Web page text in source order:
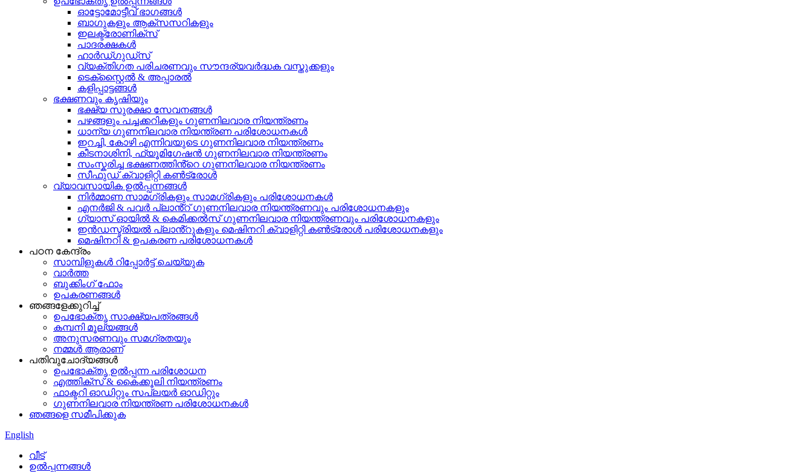
ഓട്ടോമോട്ടീവ് ഭാഗങ്ങൾ
ബാഗുകളും ആക്സസറികളും
ഇലക്ട്രോണിക്സ്
പാദരക്ഷകൾ
ഹാർഡ്ഗുഡ്സ്
വ്യക്തിഗത പരിചരണവും സൗന്ദര്യവർദ്ധക വസ്തുക്കളും
ടെക്സ്റ്റൈൽ & അപ്പാരൽ
കളിപ്പാട്ടങ്ങൾ
ഭക്ഷണവും കൃഷിയും
ഭക്ഷ്യ സുരക്ഷാ സേവനങ്ങൾ
പഴങ്ങളും പച്ചക്കറികളും ഗുണനിലവാര നിയന്ത്രണം
ധാന്യ ഗുണനിലവാര നിയന്ത്രണ പരിശോധനകൾ
ഇറച്ചി, കോഴി എന്നിവയുടെ ഗുണനിലവാര നിയന്ത്രണം
കീടനാശിനി, ഫ്യൂമിഗേഷൻ ഗുണനിലവാര നിയന്ത്രണം
സംസ്കരിച്ച ഭക്ഷണത്തിൻ്റെ ഗുണനിലവാര നിയന്ത്രണം
സീഫുഡ് ക്വാളിറ്റി കൺട്രോൾ
വ്യാവസായിക ഉൽപ്പന്നങ്ങൾ
നിർമ്മാണ സാമഗ്രികളും സാമഗ്രികളും പരിശോധനകൾ
എനർജി & പവർ പ്ലാൻ്റ് ഗുണനിലവാര നിയന്ത്രണവും പരിശോധനകളും
ഗ്യാസ് ഓയിൽ & കെമിക്കൽസ് ഗുണനിലവാര നിയന്ത്രണവും പരിശോധനകളും
ഇൻഡസ്ട്രിയൽ പ്ലാൻ്റുകളും മെഷിനറി ക്വാളിറ്റി കൺട്രോൾ പരിശോധനകളും
മെഷിനറി & ഉപകരണ പരിശോധനകൾ
പഠന കേന്ദ്രം
സാമ്പിളുകൾ റിപ്പോർട്ട് ചെയ്യുക
വാർത്ത
ബുക്കിംഗ് ഫോം
ഉപകരണങ്ങൾ
ഞങ്ങളേക്കുറിച്ച്
ഉപഭോക്തൃ സാക്ഷ്യപത്രങ്ങൾ
കമ്പനി മൂല്യങ്ങൾ
അനുസരണവും സമഗ്രതയും
നമ്മൾ ആരാണ്
പതിവുചോദ്യങ്ങൾ
ഉപഭോക്തൃ ഉൽപ്പന്ന പരിശോധന
എത്തിക്സ് & കൈക്കൂലി നിയന്ത്രണം
ഫാക്ടറി ഓഡിറ്റും സപ്ലയർ ഓഡിറ്റും
ഗുണനിലവാര നിയന്ത്രണ പരിശോധനകൾ
ഞങ്ങളെ സമീപിക്കുക
English
വീട്
ഉൽപ്പന്നങ്ങൾ